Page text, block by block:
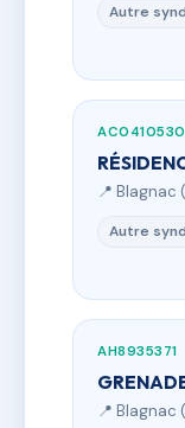
Autre
AC0410530
📍 Blagnac
Autre
AH8935371
📍 Blagnac